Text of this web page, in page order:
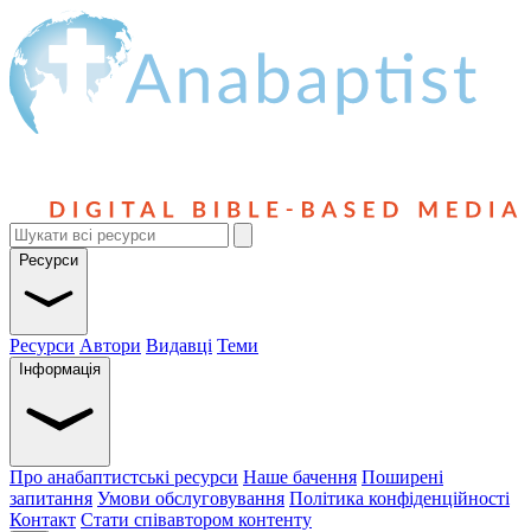
Ресурси
Ресурси Автори Видавці Теми
Інформація
Про анабаптистські ресурси Наше бачення Поширені
запитання Умови обслуговування Політика конфіденційності
Контакт Стати співавтором контенту